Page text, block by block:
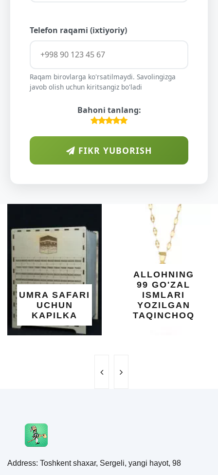
Telefon raqami (ixtiyoriy)
Raqam birovlarga ko'rsatilmaydi. Savolingizga
javob olish uchun kiritsangiz bo'ladi
Bahoni tanlang:
FIKR YUBORISH
ALLOHNING
99 GO'ZAL
ISMLARI
TAQINCHOQ
Address: Toshkent shaxar, Sergeli, yangi hayot, 98